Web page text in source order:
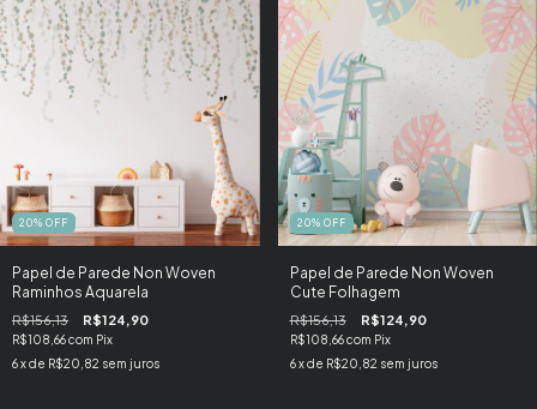
20% OFF
Papel de Parede Non Woven
Raminhos Aquarela
R$156,13 R$124,90
R$108,66com Pix
6x de R$20,82 sem juros
20% OFF
Papel de Parede Non Woven
Cute Folhagem
R$156,13 R$124,90
R$108,66com Pix
6 x de R$20,82 sem juros